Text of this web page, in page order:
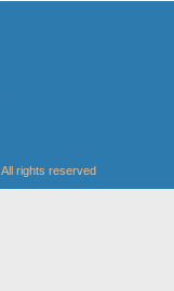
All rights reserved